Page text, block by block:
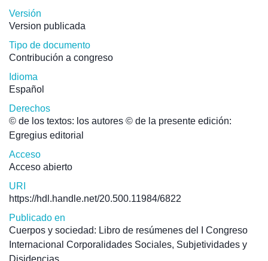
Versión
Version publicada
Tipo de documento
Contribución a congreso
Idioma
Español
Derechos
© de los textos: los autores © de la presente edición:
Egregius editorial
Acceso
Acceso abierto
URI
https://hdl.handle.net/20.500.11984/6822
Publicado en
Cuerpos y sociedad: Libro de resúmenes del I Congreso
Internacional Corporalidades Sociales, Subjetividades y
Disidencias